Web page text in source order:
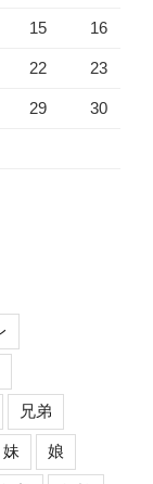
15 16
22 23
29 30
兄弟
妹 娘